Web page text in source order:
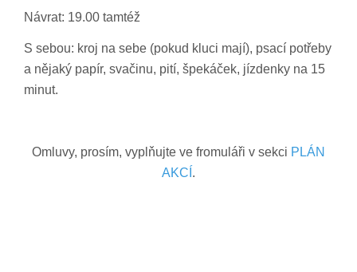
Návrat: 19.00 tamtéž
S sebou: kroj na sebe (pokud kluci mají), psací potřeby
a nějaký papír, svačinu, pití, špekáček, jízdenky na 15
minut.
Omluvy, prosím, vyplňujte ve fromuláři v sekci PLÁN
AKCÍ .